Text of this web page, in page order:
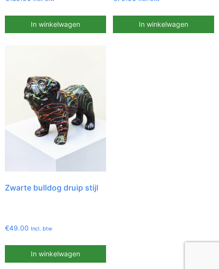
In winkelwagen In winkelwagen
Zwarte bulldog druip stijl
€49.00 Incl. btw
In winkelwagen